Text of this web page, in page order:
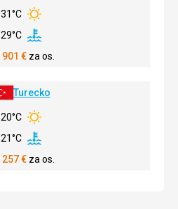
31°C
29°C
901 € za os.
Turecko
20°C
21°C
257€ za os.